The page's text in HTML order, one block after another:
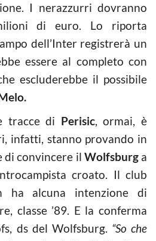
I nerazzurri dovranno
di euro. Lo riporta
dell’Inter registrerà un
essere al completo con
escluderebbe il possibile
tracce di Perisic, ormai, è
infatti, stanno provando in
di convincere il Wolfsburga
croato. Il club
ha alcuna intenzione di
classe ’89. E la conferma
ds del Wolfsburg. “So che